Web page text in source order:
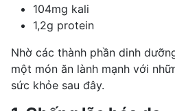
104mg kali
1,2g protein
Nhờ các thành phần dinh
một món ăn lành mạnh với
sức khỏe sau đây.